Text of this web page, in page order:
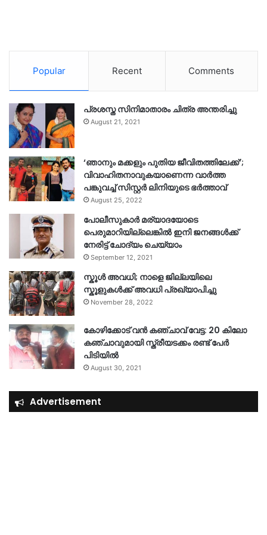
Popular Recent Comments
പ്രശസ്ത സിനിമാതാരം ചിത്ര അന്തരിച്ചു
August 21, 2021
‘ഞാനും മക്കളും പുതിയ ജീവിതത്തിലേക്ക്’;
വിവാഹിതനാവുകയാണെന്ന വാർത്ത
പങ്കുവച്ച് സിസ്റ്റർ ലിനിയുടെ ഭർത്താവ്
August 25, 2022
പോലീസുകാര്‍ മര്യാദയോടെ
പെരുമാറിയില്ലെങ്കില്‍ ഇനി ജനങ്ങള്‍ക്ക്
നേരിട്ട് ചോദ്യം ചെയ്യാം
September 12, 2021
സ്കൂൾ അവധി; നാളെ ജില്ലയിലെ
സ്കൂളുകൾക്ക് അവധി പ്രഖ്യാപിച്ചു
November 28, 2022
കോഴിക്കോട് വൻ കഞ്ചാവ് വേട്ട: 20 കിലോ
കഞ്ചാവുമായി സ്ത്രീയടക്കം രണ്ട് പേർ
പിടിയിൽ
August 30, 2021
Advertisement